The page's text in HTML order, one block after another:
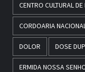
CENTRO CULTURAL DE
CORDOARIA
DOLOR DOSE
ERMIDA NOSSA